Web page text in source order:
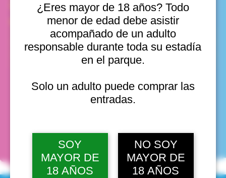
¿Eres mayor de 18 años? Todo
menor de edad debe asistir
acompañado de un adulto
responsable durante toda su estadía
en el parque.
Solo un adulto puede comprar las
entradas.
SOY
MAYOR DE
18 AÑOS
NO SOY
MAYOR DE
18 AÑOS
Valparaíso, Chile
Otras fechas
dom, 16 ago, 10:00 a. m.
dom, 16 ago, 11:00 a. m.
dom, 16 ago, 12:00 p. m.
Ver 10
fechas